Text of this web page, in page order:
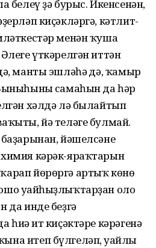
белеү ҙә бурыс. Икенсенән,
киҫәкләргә, кәтлит-
менән ҡуша
үткәрелгән иттән
манты эшләһәң дә, ҡамыр
самаһын да һәр
хәлдә лә былайтып
йә теләге булмай.
йәшелсәне
кәрәк-яраҡтарын
йөрөргә артыҡ көнөң
уңайһыҙлыҡтарҙан оло
да инде беҙгә
һиңә ит киҫәктәре кәрәгенә
итеп бүлгеләп, уңайлы